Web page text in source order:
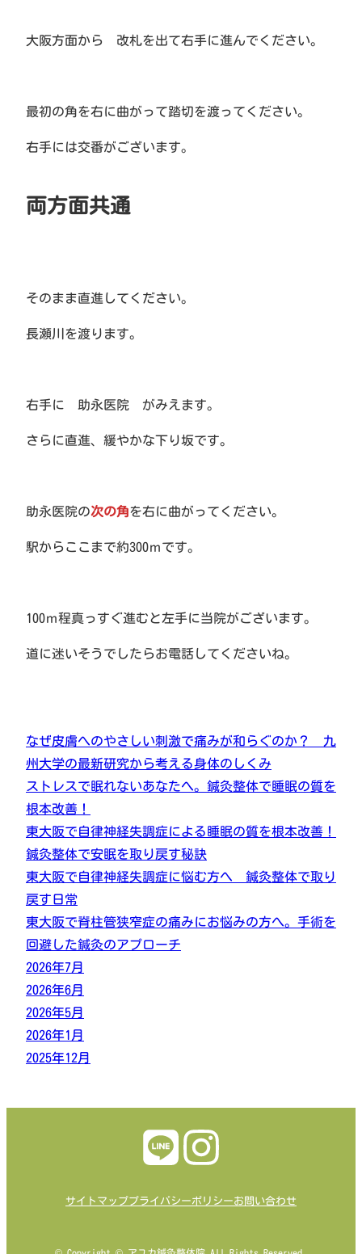
大阪方面から 改札を出て右手に進んでください。
最初の角を右に曲がって踏切を渡ってください。
右手には交番がございます。
両方面共通
そのまま直進してください。
長瀬川を渡ります。
右手に 助永医院 がみえます。
さらに直進、緩やかな下り坂です。
助永医院の次の角を右に曲がってください。
駅からここまで約300ｍです。
100ｍ程真っすぐ進むと左手に当院がございます。
道に迷いそうでしたらお電話してくださいね。
なぜ皮膚へのやさしい刺激で痛みが和らぐのか？ 九
州大学の最新研究から考える身体のしくみ
ストレスで眠れないあなたへ。鍼灸整体で睡眠の質を
根本改善！
東大阪で自律神経失調症による睡眠の質を根本改善！
鍼灸整体で安眠を取り戻す秘訣
東大阪で自律神経失調症に悩む方へ 鍼灸整体で取り
戻す日常
東大阪で脊柱管狭窄症の痛みにお悩みの方へ。手術を
回避した鍼灸のアプローチ
2026年7月
2026年6月
2026年5月
2026年1月
2025年12月
サイトマッププライバシーポリシーお問い合わせ